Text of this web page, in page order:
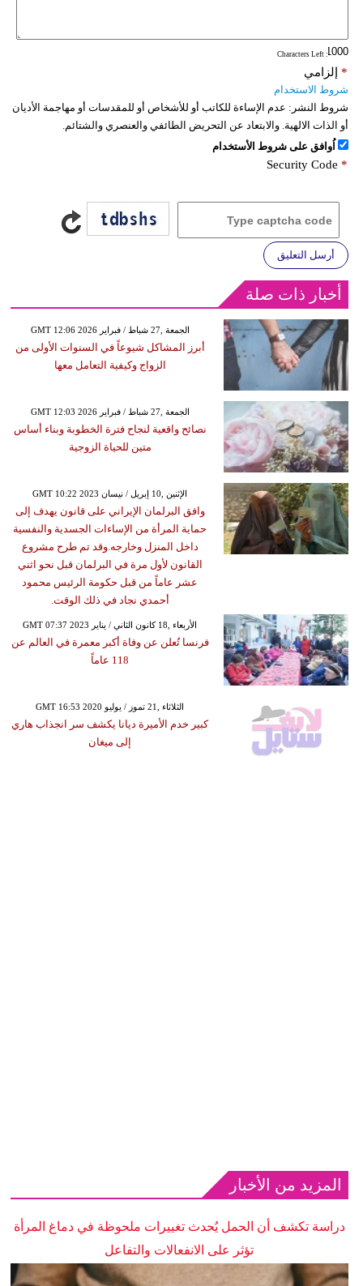
: Characters Left
إلزامي *
شروط الاستخدام
شروط النشر: عدم الإساءة للكاتب أو للأشخاص أو للمقدسات أو مهاجمة الأديان
أو الذات الالهية. والابتعاد عن التحريض الطائفي والعنصري والشتائم.
اُوافق على شروط الأستخدام
Security Code *
أرسل التعليق
أخبار ذات صلة
GMT 12:06 2026 الجمعة ,27 شباط / فبراير
أبرز المشاكل شيوعاً في السنوات الأولى من
الزواج وكيفية التعامل معها
GMT 12:03 2026 الجمعة ,27 شباط / فبراير
نصائح واقعية لنجاح فترة الخطوبة وبناء أساس
متين للحياة الزوجية
GMT 10:22 2023 الإثنين ,10 إبريل / نيسان
وافق البرلمان الإيراني على قانون يهدف إلى
حماية المرأة من الإساءات الجسدية والنفسية
داخل المنزل وخارجه.وقد تم طرح مشروع
القانون لأول مرة في البرلمان قبل نحو اثني
عشر عاماً من قبل حكومة الرئيس محمود
أحمدي نجاد في ذلك الوقت.
GMT 07:37 2023 الأربعاء ,18 كانون الثاني / يناير
فرنسا تُعلن عن وفاة أكبر معمرة في العالم عن
118 عاماً
GMT 16:53 2020 الثلاثاء ,21 تموز / يوليو
كبير خدم الأميرة ديانا يكشف سر انجذاب هاري
إلى ميغان
المزيد من الأخبار
دراسة تكشف أن الحمل يُحدث تغييرات ملحوظة في دماغ المرأة
تؤثر على الانفعالات والتفاعل